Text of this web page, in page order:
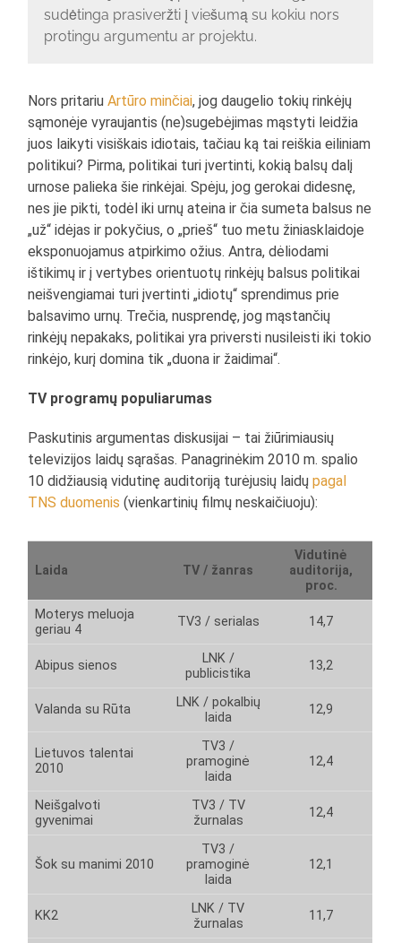
sudėtinga prasiveržti į viešumą su kokiu nors
protingu argumentu ar projektu.
Nors pritariuArtūro minčiai, jog daugelio tokių rinkėjų
sąmonėje vyraujantis (ne)sugebėjimas mąstyti leidžia
juos laikyti visiškais idiotais, tačiau ką tai reiškia eiliniam
politikui? Pirma, politikai turi įvertinti, kokią balsų dalį
urnose palieka šie rinkėjai. Spėju, jog gerokai didesnę,
nes jie pikti, todėl iki urnų ateina ir čia sumeta balsus ne
„už“ idėjas ir pokyčius, o „prieš“ tuo metu žiniasklaidoje
eksponuojamus atpirkimo ožius. Antra, dėliodami
ištikimų ir į vertybes orientuotų rinkėjų balsus politikai
neišvengiamai turi įvertinti „idiotų“ sprendimus prie
balsavimo urnų. Trečia, nusprendę, jog mąstančių
rinkėjų nepakaks, politikai yra priversti nusileisti iki tokio
rinkėjo, kurį domina tik „duona ir žaidimai“.
TV programų populiarumas
Paskutinis argumentas diskusijai – tai žiūrimiausių
televizijos laidų sąrašas. Panagrinėkim 2010 m. spalio
10 didžiausią vidutinę auditoriją turėjusių laidųpagal
TNS duomenis (vienkartinių filmų neskaičiuoju):
Laida TV / žanras
Vidutinė
auditorija,
proc.
Moterys meluoja
geriau 4
TV3 / serialas 14,7
Abipus sienos
LNK /
publicistika
13,2
Valanda su Rūta
LNK / pokalbių
laida
12,9
Lietuvos talentai
2010
TV3 /
pramoginė
laida
12,4
Neišgalvoti
gyvenimai
TV3 / TV
žurnalas
12,4
Šok su manimi 2010
TV3 /
pramoginė
laida
12,1
KK2
LNK / TV
žurnalas
11,7